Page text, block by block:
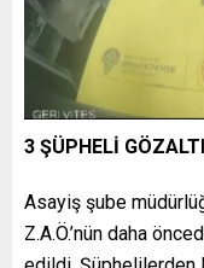
3 ŞÜPHELİ
Asayiş şube
Z.A.Ö.’nün daha